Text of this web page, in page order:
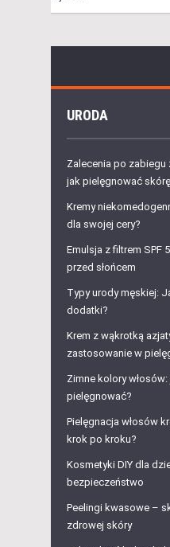
URODA
Zalecenia po zabiegu
jak pielęgnować
Kremy
dla swojej cery?
Emulsja z filtrem SPF
przed słońcem
Typy urody męskiej:
dodatki?
Krem z wąkrotką
zastosowanie w
Zimne kolory
pielęgnować?
Pielęgnacja włosów
krok po kroku?
Kosmetyki DIY dla
bezpieczeństwo
Peelingi kwasowe –
zdrowej skóry